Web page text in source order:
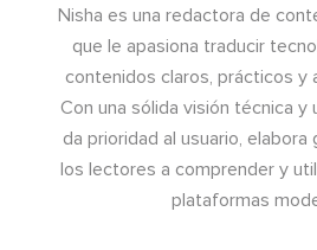
Nisha es una redactora de
que le apasiona traducir
contenidos claros, prácticos y
Con una sólida visión técnica y
da prioridad al usuario, elabora
los lectores a comprender y
plataformas